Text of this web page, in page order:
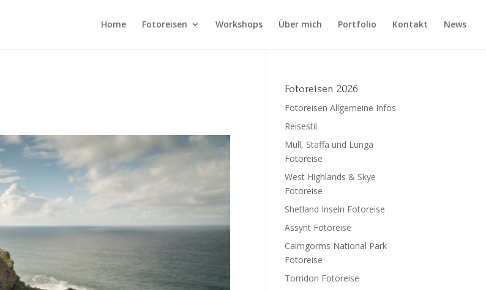
Home Fotoreisen Workshops Über mich Portfolio Kontakt News
Fotoreisen 2026
Fotoreisen Allgemeine Infos
Reisestil
Mull, Staffa und Lunga
Fotoreise
West Highlands & Skye
Fotoreise
Shetland Inseln Fotoreise
Assynt Fotoreise
Cairngorms National Park
Fotoreise
Torridon Fotoreise